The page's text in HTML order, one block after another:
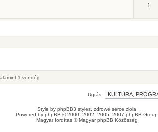
1
1 vendég
Ugrás:
Style by phpBB3 styles , zdrowe serce ziola
Powered by phpBB © 2000, 2002, 2005, 2007 phpBB Group
Magyar fordítás ©Magyar phpBB Közösség